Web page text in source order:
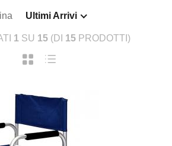
Ultimi Arrivi
1 SU 15(DI 15PRODOTTI)